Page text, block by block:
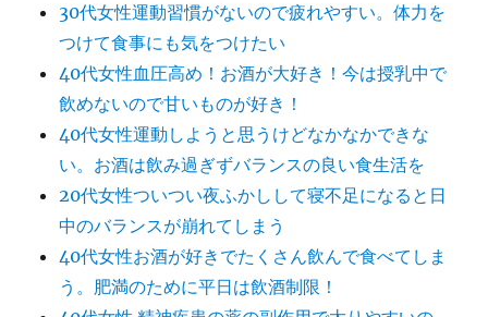
30代女性運動習慣がないので疲れやすい。体力を
つけて食事にも気をつけたい
40代女性血圧高め！お酒が大好き！今は授乳中で
飲めないので甘いものが好き！
40代女性運動しようと思うけどなかなかできな
い。お酒は飲み過ぎずバランスの良い食生活を
20代女性ついつい夜ふかしして寝不足になると日
中のバランスが崩れてしまう
40代女性お酒が好きでたくさん飲んで食べてしま
う。肥満のために平日は飲酒制限！